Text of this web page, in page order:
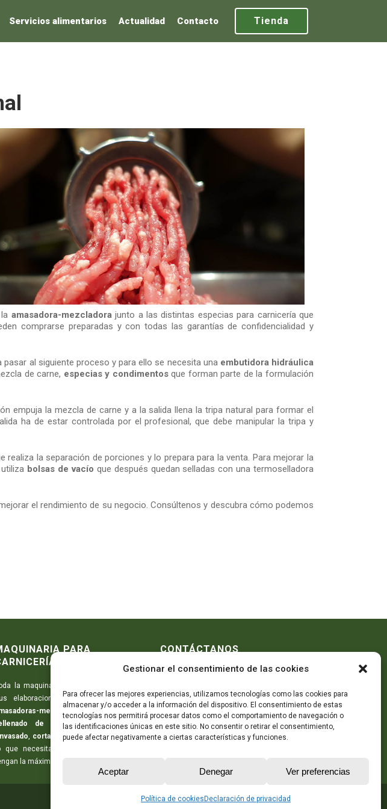
Gestionar el consentimiento de las cookies
Para ofrecer las mejores experiencias, utilizamos tecnologías como las cookies para
almacenar y/o acceder a la información del dispositivo. El consentimiento de estas
tecnologías nos permitirá procesar datos como el comportamiento de navegación o
las identificaciones únicas en este sitio. No consentir o retirar el consentimiento,
puede afectar negativamente a ciertas características y funciones.
Aceptar Denegar Ver preferencias
Política de cookies Declaración de privacidad
Tienda
Servicios alimentarios Actualidad Contacto
amasadora-mezcladorajunto a las distintas especias para carnicería que
comprarse preparadas y con todas las garantías de confidencialidad y
al siguiente proceso y para ello se necesita una embutidora hidráulica
de carne, especias y condimentosque forman parte de la formulación
empuja la mezcla de carne y a la salida llena la tripa natural para formar el
ha de estar controlada por el profesional, que debe manipular la tripa y
realiza la separación de porciones y lo prepara para la venta. Para mejorar la
bolsas de vacío que después quedan selladas con una termoselladora
el rendimiento de su negocio. Consúltenos y descubra cómo podemos
PARA
la maquinaria necesaria para realizar
elaboraciones:picadoras de carne,
mezcladoras
,
máquinas
de embutidos,máquinas de
, cortadoras de embutidosy todo
que necesita para que sus productos
la máxima calidad.
CONTÁCTANOS
Telf: 605 78 73 48
Mándanos un mail